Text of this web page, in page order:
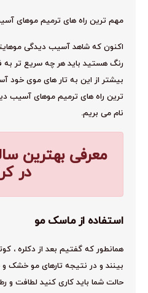
مهم ترین راه های ترمیم موهای
اکنون که شاهد آسیب دیدگی
رنگ هستید باید هر چه سریع تر به
بیشتر از این به تار های موی خود
ترین راه های ترمیم موهای آسیب
نام می بریم.
معرفی بهترین
در
استفاده از ماسک مو
همانطور که گفتیم بعد از دکلره ،
بینند و در نتیجه تارهای مو خشک
حالت شما باید کاری کنید لطافت و